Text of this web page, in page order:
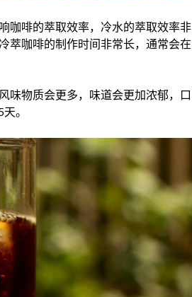
咖啡的萃取效率，冷水的萃取效率非
萃咖啡的制作时间非常长，通常会在
味物质会更多，味道会更加浓郁，口
。